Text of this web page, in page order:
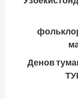
Денов